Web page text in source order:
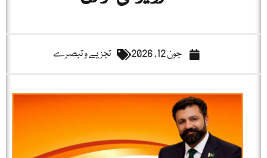
جون 12, 2026 تجزیے و تبصرے